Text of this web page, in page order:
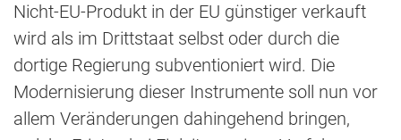
Nicht-EU-Produkt in der EU günstiger verkauft
wird als im Drittstaat selbst oder durch die
dortige Regierung subventioniert wird. Die
Modernisierung dieser Instrumente soll nun vor
allem Veränderungen dahingehend bringen,